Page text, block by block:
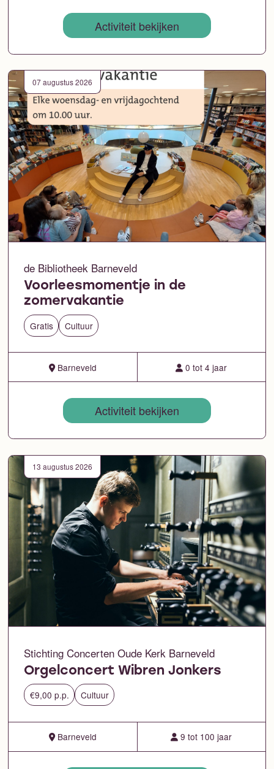
Activiteit bekijken
07 augustus 2026
de Bibliotheek Barneveld
Voorleesmomentje in de
zomervakantie
Gratis Cultuur
Barneveld 0 tot 4 jaar
Activiteit bekijken
13 augustus 2026
Stichting Concerten Oude Kerk Barneveld
Orgelconcert Wibren Jonkers
€9,00 p.p. Cultuur
Barneveld 9 tot 100 jaar